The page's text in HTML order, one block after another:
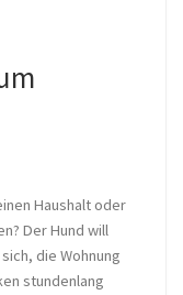
Haushalt oder
Der Hund will
die Wohnung
stundenlang